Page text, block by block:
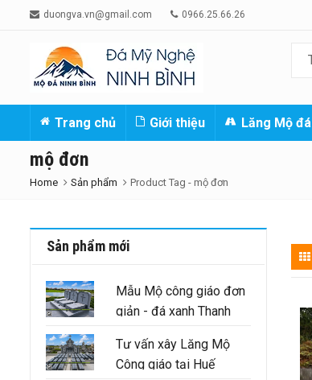
duongva.vn@gmail.com 0966.25.66.26
Trang chủ Giới thiệu Lăng Mộ đá
mộ đơn
Home Sản phẩm Product Tag - mộ đơn
Sản phẩm mới
Mẫu Mộ công giáo đơn
giản - đá xanh Thanh
Tư vấn xây Lăng Mộ
Công giáo tại Huế